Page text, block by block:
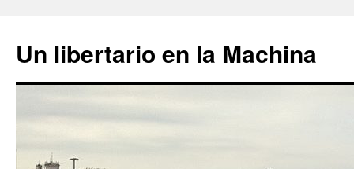
Un libertario en la Machina